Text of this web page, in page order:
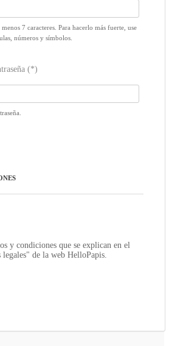
7 caracteres. Para hacerlo más fuerte, use
números y símbolos.
(*)
y condiciones que se explican en el
de la web HelloPapis.